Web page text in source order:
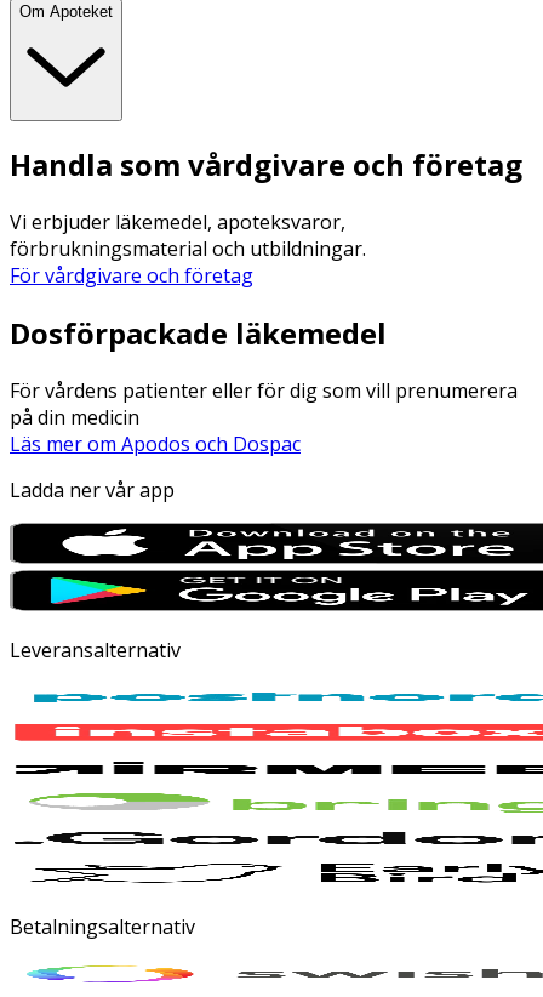
Om Apoteket
Handla som vårdgivare och företag
Vi erbjuder läkemedel, apoteksvaror,
förbrukningsmaterial och utbildningar.
För vårdgivare och företag
Dosförpackade läkemedel
För vårdens patienter eller för dig som vill prenumerera
på din medicin
Läs mer om Apodos och Dospac
Ladda ner vår app
Leveransalternativ
Betalningsalternativ